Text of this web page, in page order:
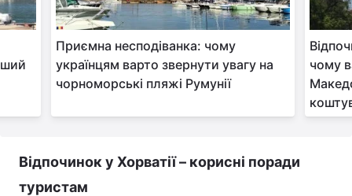
Приємна несподіванка: чому
українцям варто звернути увагу на
чорноморські пляжі Румунії
чому
Відпочинок у Хорватії – корисні поради
туристам